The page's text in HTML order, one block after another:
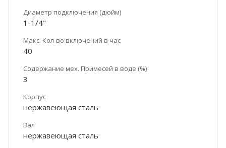
Диаметр подключения (дюйм)
1-1/4"
Макс. Кол-во включений в час
40
Содержание мех. Примесей в воде (%)
3
Корпус
нержавеющая сталь
Вал
нержавеющая сталь